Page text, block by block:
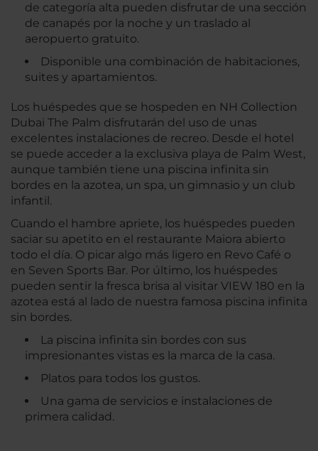
de categoría alta pueden disfrutar de una sección
de canapés por la noche y un traslado al
aeropuerto gratuito.
Disponible una combinación de habitaciones,
suites y apartamientos.
Los huéspedes que se hospeden en NH Collection
Dubai The Palm disfrutarán del uso de unas
excelentes instalaciones de recreo. Desde el hotel
se puede acceder a la exclusiva playa de Palm West,
aunque también tiene una piscina infinita sin
bordes en la azotea, un spa, un gimnasio y un club
infantil.
Cuando el hambre apriete, los huéspedes pueden
saciar su apetito en el restaurante Maiora abierto
todo el día. O picar algo más ligero en Revo Café o
en Seven Sports Bar. Por último, los huéspedes
pueden sentir la fresca brisa al visitar VIEW 180 en la
azotea está al lado de nuestra famosa piscina infinita
sin bordes.
La piscina infinita sin bordes con sus
impresionantes vistas es la marca de la casa.
Platos para todos los gustos.
Una gama de servicios e instalaciones de
primera calidad.